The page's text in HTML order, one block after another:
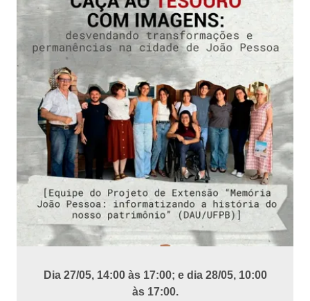
Dia 27/05, 14:00 às 17:00; e dia 28/05, 10:00
às 17:00.